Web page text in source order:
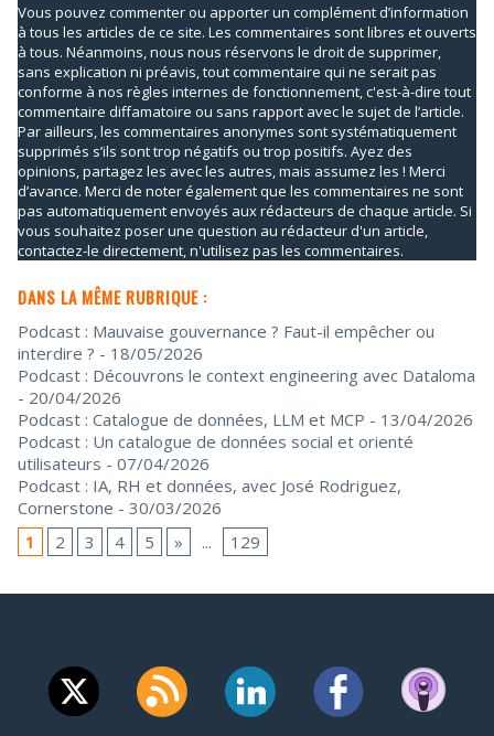
Vous pouvez commenter ou apporter un complément d’information
à tous les articles de ce site. Les commentaires sont libres et ouverts
à tous. Néanmoins, nous nous réservons le droit de supprimer,
sans explication ni préavis, tout commentaire qui ne serait pas
conforme à nos règles internes de fonctionnement, c'est-à-dire tout
commentaire diffamatoire ou sans rapport avec le sujet de l’article.
Par ailleurs, les commentaires anonymes sont systématiquement
supprimés s’ils sont trop négatifs ou trop positifs. Ayez des
opinions, partagez les avec les autres, mais assumez les ! Merci
d’avance. Merci de noter également que les commentaires ne sont
pas automatiquement envoyés aux rédacteurs de chaque article. Si
vous souhaitez poser une question au rédacteur d'un article,
contactez-le directement, n'utilisez pas les commentaires.
DANS LA MÊME RUBRIQUE :
Podcast : Mauvaise gouvernance ? Faut-il empêcher ou
interdire ? - 18/05/2026
Podcast : Découvrons le context engineering avec Dataloma
- 20/04/2026
Podcast : Catalogue de données, LLM et MCP - 13/04/2026
Podcast : Un catalogue de données social et orienté
utilisateurs - 07/04/2026
Podcast : IA, RH et données, avec José Rodriguez,
Cornerstone - 30/03/2026
1
2 3 4 5 » ... 129